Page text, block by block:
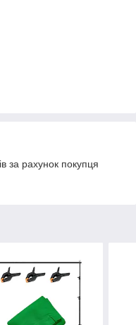
за рахунок покупця